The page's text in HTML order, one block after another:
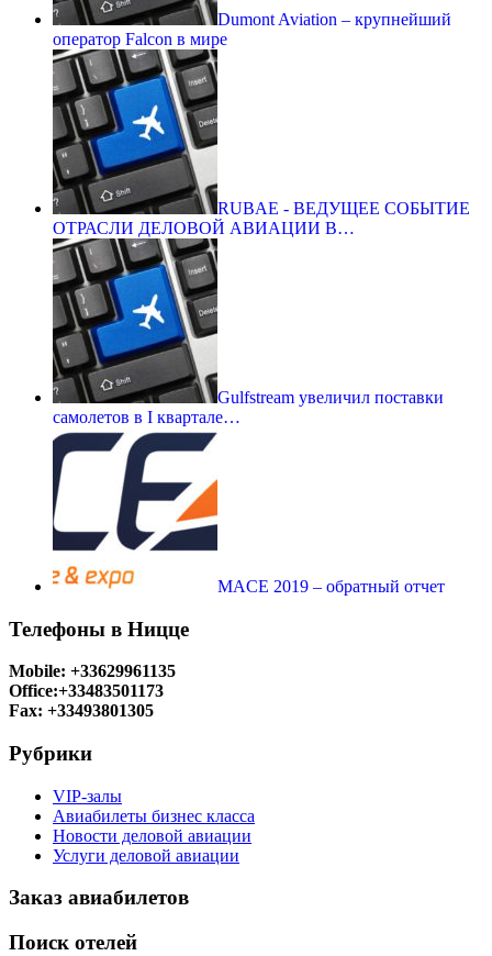
Dumont Aviation – крупнейший
оператор Falcon в мире
RUBAE - ВЕДУЩЕЕ СОБЫТИЕ
ОТРАСЛИ ДЕЛОВОЙ АВИАЦИИ В…
Gulfstream увеличил поставки
самолетов в I квартале…
MACE 2019 – обратный отчет
Телефоны в Ницце
Mobile: +33629961135
Office:+33483501173
Fax: +33493801305
Рубрики
VIP-залы
Авиабилеты бизнес класса
Новости деловой авиации
Услуги деловой авиации
Заказ авиабилетов
Поиск отелей